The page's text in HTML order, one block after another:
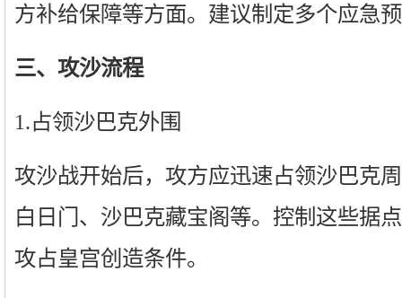
方补给保障等方面。建议制定多个应急
三、攻沙流程
1.占领沙巴克外围
攻沙战开始后，攻方应迅速占领沙巴克
白日门、沙巴克藏宝阁等。控制这些据
攻占皇宫创造条件。